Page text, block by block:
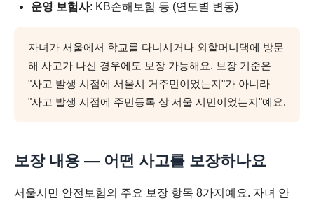
운영 보험사: KB손해보험 등 (연도별 변동)
자녀가 서울에서 학교를 다니시거나 외할머니댁에 방문
해 사고가 나신 경우에도 보장 가능해요. 보장 기준은
"사고 발생 시점에 서울시 거주민이었는지"가 아니라
"사고 발생 시점에 주민등록 상 서울 시민이었는지"예요.
보장 내용 — 어떤 사고를 보장하나요
서울시민 안전보험의 주요 보장 항목 8가지예요. 자녀 안